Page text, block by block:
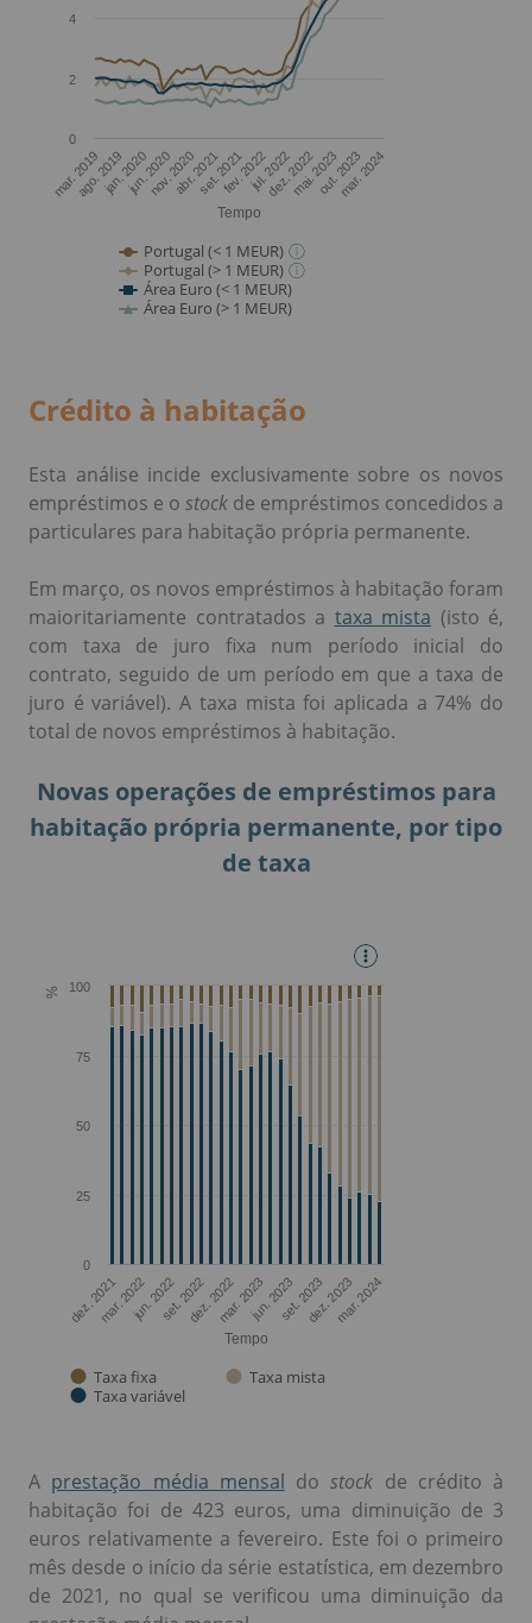
Crédito à habitação
Esta análise incide exclusivamente sobre os novos
empréstimos e o stock de empréstimos concedidos a
particulares para habitação própria permanente.
Em março, os novos empréstimos à habitação foram
maioritariamente contratados a taxa mista (isto é,
com taxa de juro fixa num período inicial do
contrato, seguido de um período em que a taxa de
juro é variável). A taxa mista foi aplicada a 74% do
total de novos empréstimos à habitação.
Novas operações de empréstimos para
habitação própria permanente, por tipo
de taxa
A prestação média mensal dostock de crédito à
habitação foi de 423 euros, uma diminuição de 3
euros relativamente a fevereiro. Este foi o primeiro
mês desde o início da série estatística, em dezembro
de 2021, no qual se verificou uma diminuição da